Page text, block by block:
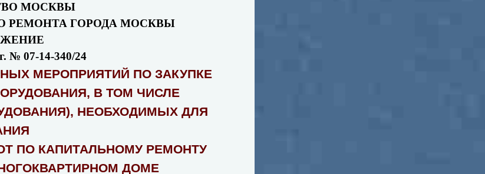
МОСКВЫ
РЕМОНТА ГОРОДА МОСКВЫ
№ 07-14-340/24
МЕРОПРИЯТИЙ ПО ЗАКУПКЕ
В ТОМ ЧИСЛЕ
НЕОБХОДИМЫХ ДЛЯ
ПО КАПИТАЛЬНОМУ РЕМОНТУ
ДОМЕ